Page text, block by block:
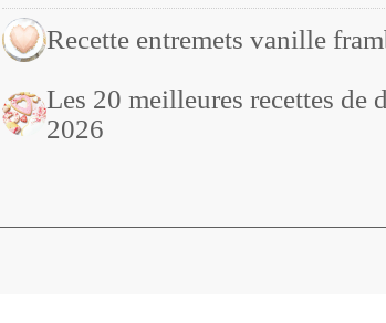
Recette entremets vanille
Les 20 meilleures recettes de
2026